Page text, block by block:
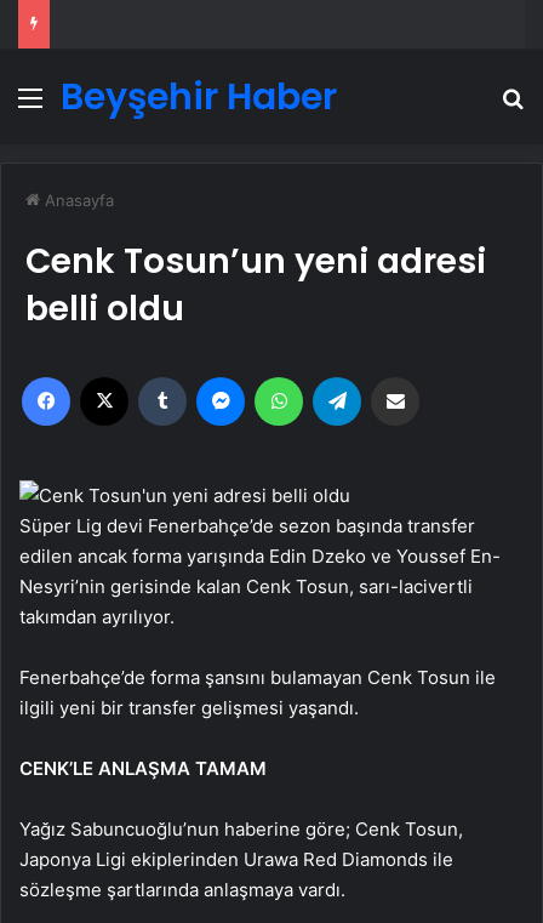
Menü
Beyşehir Haber
Anasayfa
Cenk Tosun’un yeni adresi
belli oldu
Facebook Tumblr MessengerWhatsApp
Süper Lig devi Fenerbahçe’de sezon başında transfer
edilen ancak forma yarışında Edin Dzeko ve Youssef En-
Nesyri’nin gerisinde kalan Cenk Tosun, sarı-lacivertli
takımdan ayrılıyor.
Fenerbahçe’de forma şansını bulamayan Cenk Tosun ile
ilgili yeni bir transfer gelişmesi yaşandı.
CENK’LE ANLAŞMA TAMAM
Yağız Sabuncuoğlu’nun haberine göre; Cenk Tosun,
Japonya Ligi ekiplerinden Urawa Red Diamonds ile
sözleşme şartlarında anlaşmaya vardı.